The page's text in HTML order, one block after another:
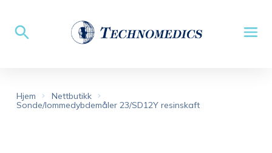
Hjem
Nettbutikk
Sonde/lommedybdemåler 23/SD12Y resinskaft